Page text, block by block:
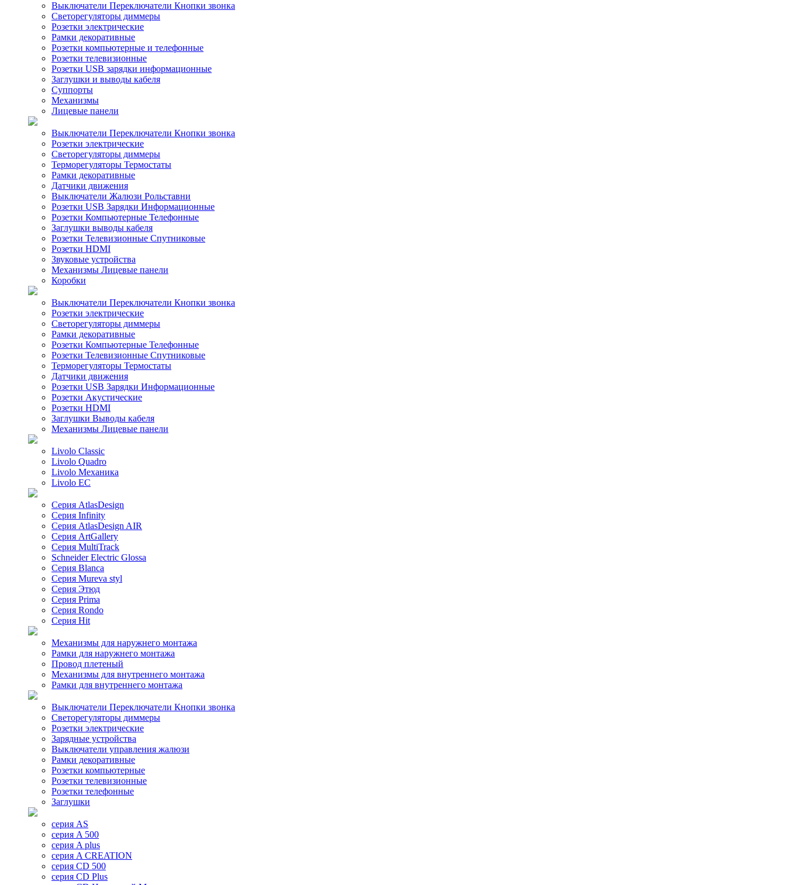
Выключатели Переключатели Кнопки звонка
Светорегуляторы диммеры
Розетки электрические
Рамки декоративные
Розетки компьютерные и телефонные
Розетки телевизионные
Розетки USB зарядки информационные
Заглушки и выводы кабеля
Суппорты
Механизмы
Лицевые панели
Выключатели Переключатели Кнопки звонка
Розетки электрические
Светорегуляторы диммеры
Терморегуляторы Термостаты
Рамки декоративные
Датчики движения
Выключатели Жалюзи Рольставни
Розетки USB Зарядки Информационные
Розетки Компьютерные Телефонные
Заглушки выводы кабеля
Розетки Телевизионные Спутниковые
Розетки HDMI
Звуковые устройства
Механизмы Лицевые панели
Коробки
Выключатели Переключатели Кнопки звонка
Розетки электрические
Светорегуляторы диммеры
Рамки декоративные
Розетки Компьютерные Телефонные
Розетки Телевизионные Спутниковые
Терморегуляторы Термостаты
Датчики движения
Розетки USB Зарядки Информационные
Розетки Акустические
Розетки HDMI
Заглушки Выводы кабеля
Механизмы Лицевые панели
Livolo Classic
Livolo Quadro
Livolo Механика
Livolo EC
Серия AtlasDesign
Серия Infinity
Серия AtlasDesign AIR
Серия ArtGallery
Серия MultiTrack
Schneider Electric Glossa
Серия Blanca
Серия Mureva styl
Серия Этюд
Серия Prima
Серия Rondo
Серия Hit
Механизмы для наружнего монтажа
Рамки для наружнего монтажа
Провод плетеный
Механизмы для внутреннего монтажа
Рамки для внутреннего монтажа
Выключатели Переключатели Кнопки звонка
Светорегуляторы диммеры
Розетки электрические
Зарядные устройства
Выключатели управления жалюзи
Рамки декоративные
Розетки компьютерные
Розетки телевизионные
Розетки телефонные
Заглушки
серия AS
серия A 500
серия A plus
серия A CREATION
серия CD 500
серия CD Plus